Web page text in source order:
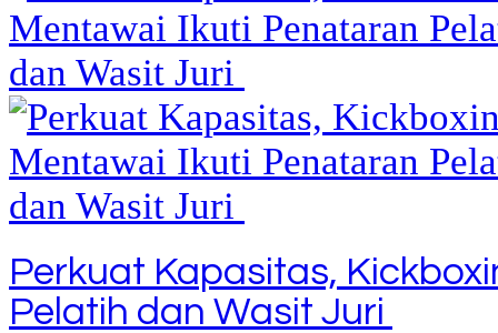
Perkuat Kapasitas,
Pelatih dan Wasit Juri